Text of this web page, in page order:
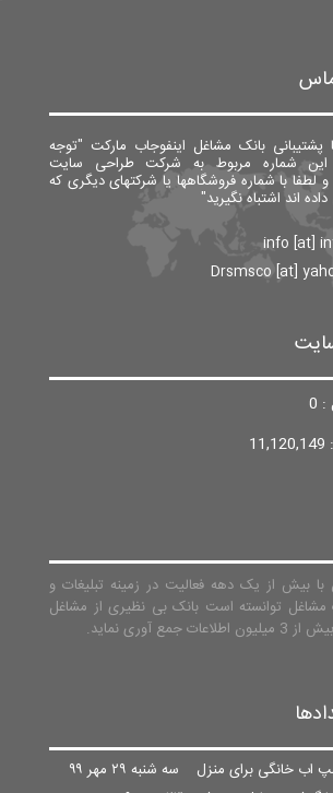
پشتیبانی بانک مشاغل اینفوجاب مارکت "توجه
این شماره مربوط به شرکت طراحی سایت
لطفا با شماره فروشگاهها یا شرکتهای دیگری که
اند اشتباه نگیرید"
info [at]
Drsmsco [at]
با بیش از یک دهه فعالیت در زمینه تبلیغات و
مشاغل توانسته است بانک بی نظیری از مشاغل
آوری نماید.
اب خانگی برای منزل سه شنبه ۲۹ مهر ۹۹